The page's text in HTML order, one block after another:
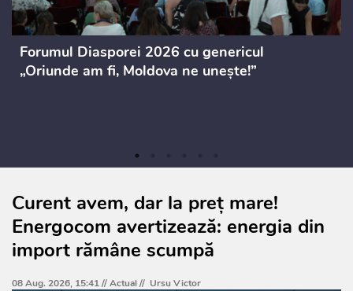
Forumul Diasporei 2026 cu genericul
„Oriunde am fi, Moldova ne unește!”
Curent avem, dar la preț mare!
Energocom avertizează: energia din
import rămâne scumpă
08 Aug. 2026, 15:41 //Actual// Ursu Victor